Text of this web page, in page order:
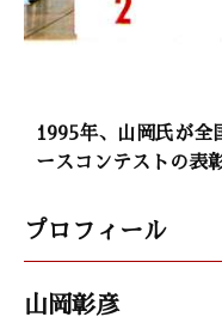
1995年、山岡氏が全
ースコンテストの表
プロフィール
山岡彰彦